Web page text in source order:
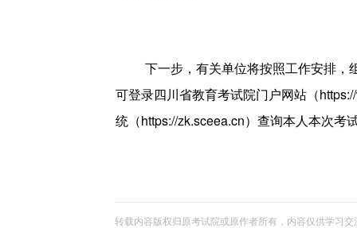
下一步，有关单位将按照工作安排
可登录四川省教育考试院门户网站（
统（https://zk.sceea.cn）查询本人本次考
转载内容版权归原考试院或原作者所有，内容仅供学习